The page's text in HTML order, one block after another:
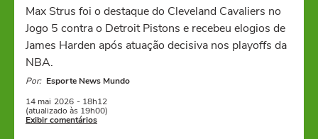
Max Strus foi o destaque do Cleveland Cavaliers no
Jogo 5 contra o Detroit Pistons e recebeu elogios de
James Harden após atuação decisiva nos playoffs da
NBA.
Por: Esporte News Mundo
14 mai 2026 - 18h12
(atualizado às 19h00)
Exibir comentários